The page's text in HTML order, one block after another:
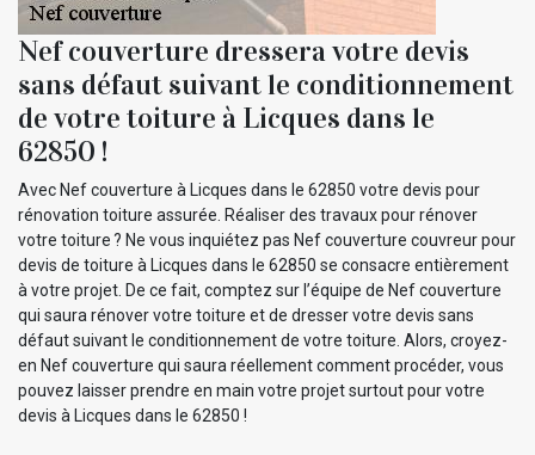
Nef couverture dressera votre devis
sans défaut suivant le conditionnement
de votre toiture à Licques dans le
62850 !
Avec Nef couverture à Licques dans le 62850 votre devis pour
rénovation toiture assurée. Réaliser des travaux pour rénover
votre toiture ? Ne vous inquiétez pas Nef couverture couvreur pour
devis de toiture à Licques dans le 62850 se consacre entièrement
à votre projet. De ce fait, comptez sur l’équipe de Nef couverture
qui saura rénover votre toiture et de dresser votre devis sans
défaut suivant le conditionnement de votre toiture. Alors, croyez-
en Nef couverture qui saura réellement comment procéder, vous
pouvez laisser prendre en main votre projet surtout pour votre
devis à Licques dans le 62850 !